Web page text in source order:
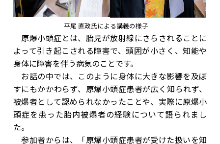
平尾 直政氏による講義の様子
原爆小頭症とは、胎児が放射線にさらされることに
よって引き起こされる障害で、頭囲が小さく、知能や
身体に障害を伴う病気のことです。
お話の中では、このように身体に大きな影響を及ぼ
すにもかかわらず、原爆小頭症患者が広く知られず、
被爆者として認められなかったことや、実際に原爆小
頭症を患った胎内被爆者の経験について語られまし
た。
参加者からは、「原爆小頭症患者が受けた扱いを知